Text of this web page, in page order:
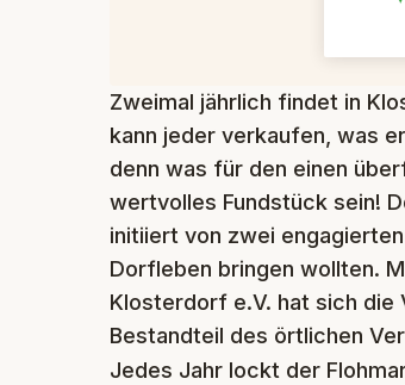
Zweimal jährlich findet in
kann jeder verkaufen, was
denn was für den einen
wertvolles Fundstück sein!
initiiert von zwei
Dorfleben bringen wollten.
Klosterdorf e.V. hat sich die
Bestandteil des örtlichen
Jedes Jahr lockt der